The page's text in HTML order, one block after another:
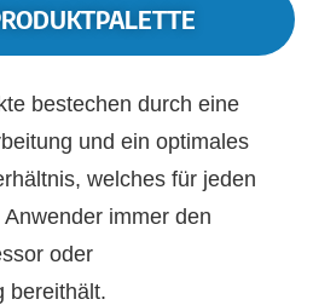
bestechen durch eine
und ein optimales
welches für jeden
immer den
oder
bereithält.